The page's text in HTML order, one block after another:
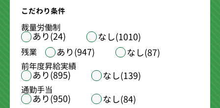
こだわり条件
裁量労働制
あり(24) なし(1010)
残業 あり(947) なし(87)
前年度昇給実績
あり(895) なし(139)
通勤手当
あり(950) なし(84)